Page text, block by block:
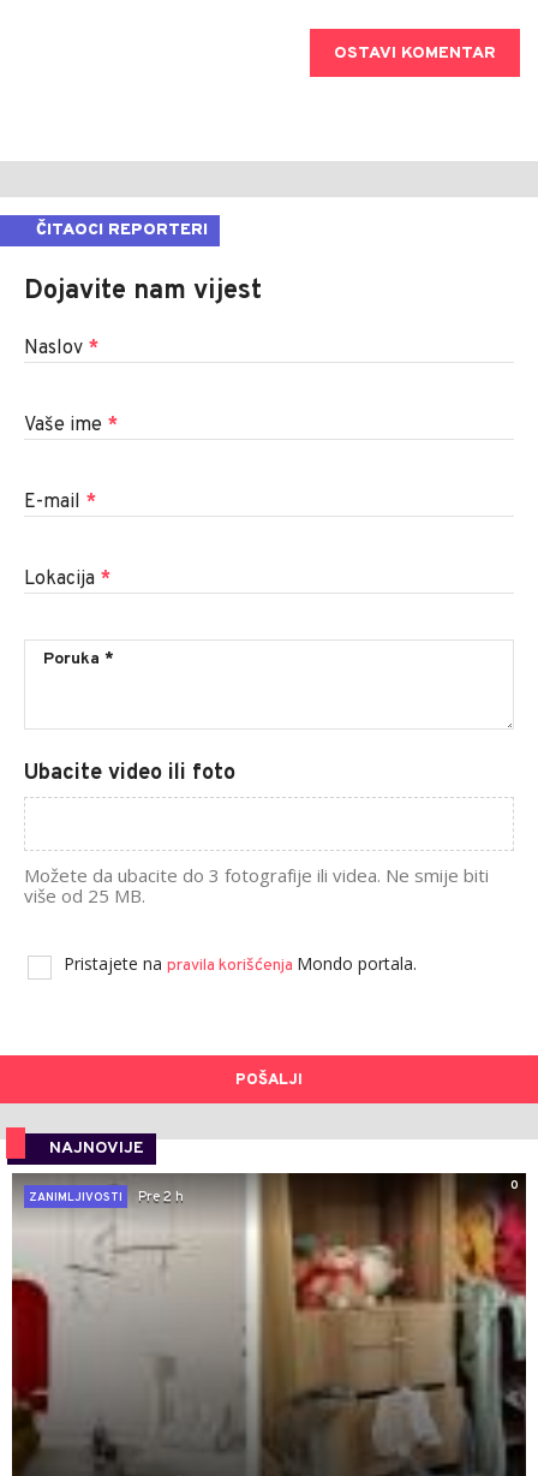
OSTAVI KOMENTAR
ČITAOCI REPORTERI
Dojavite nam vijest
Naslov *
Vaše ime *
E-mail *
Lokacija *
Ubacite video ili foto
Možete da ubacite do 3 fotografije ili videa. Ne smije biti
više od 25 MB.
Pristajete na pravila korišćenja Mondo portala.
POŠALJI
NAJNOVIJE
0
ZANIMLJIVOSTI
Pre 2 h